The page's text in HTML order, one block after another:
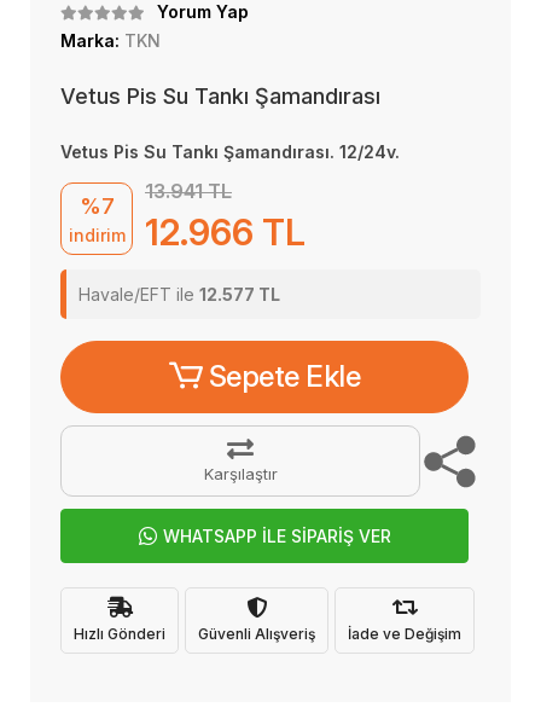
Yorum Yap
Marka: TKN
Vetus Pis Su Tankı Şamandırası
Vetus Pis Su Tankı Şamandırası. 12/24v.
%7
indirim
13.941 TL
12.966 TL
Havale/EFT ile 12.577 TL
Sepete Ekle
Karşılaştır
WHATSAPP İLE SİPARİŞ VER
Hızlı Gönderi Güvenli Alışveriş İade ve Değişim